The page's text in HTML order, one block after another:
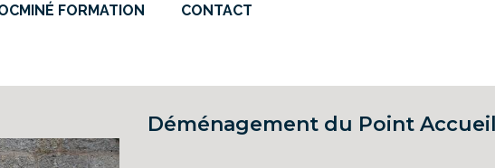
FORMATION CONTACT
Déménagement du Point